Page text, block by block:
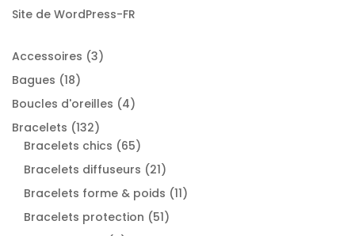
Site de WordPress-FR
Accessoires 33
Bagues 1818
produits
Boucles d'oreilles 44
Bracelets 132132
produits
Bracelets chics 6565
produits
Bracelets diffuseurs 2121
produits
Bracelets forme & poids 1111
Bracelets protection 5151